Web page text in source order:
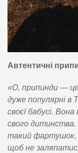
Автентичні
«О, припинди — це
дуже популярні в
своєї бабусі.
свого дитинства.
такий фартушок,
щоб не